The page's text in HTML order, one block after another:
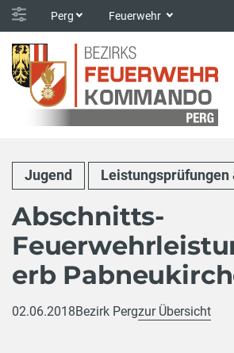
Perg Feuerwehr
Jugend Leistungsprüfungen
Abschnitts-
erb
02.06.2018Bezirk Pergzur Übersicht